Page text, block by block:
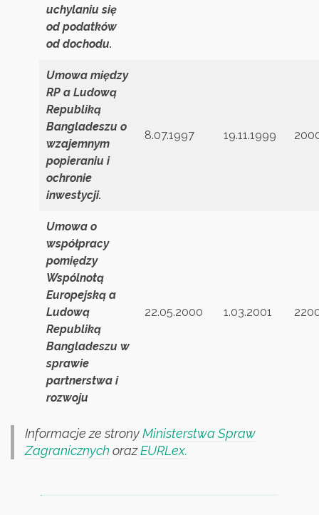
uchylaniu się
od podatków
od dochodu.
Umowa między
RP a Ludową
Republiką
Bangladeszu o
wzajemnym
popieraniu i
ochronie
inwestycji.
8.07.1997 19.11.1999
Umowa o
współpracy
pomiędzy
Wspólnotą
Europejską a
Ludową
Republiką
Bangladeszu w
sprawie
partnerstwa i
rozwoju
22.05.2000 1.03.2001
Informacje ze stronyMinisterstwa Spraw
Zagranicznych orazEURLex.